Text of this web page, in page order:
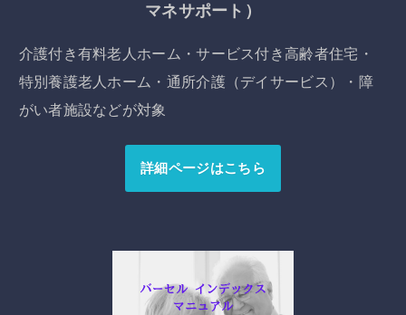
マネサポート）
介護付き有料老人ホーム・サービス付き高齢者住宅・
特別養護老人ホーム・通所介護（デイサービス）・障
がい者施設などが対象
詳細ページはこちら